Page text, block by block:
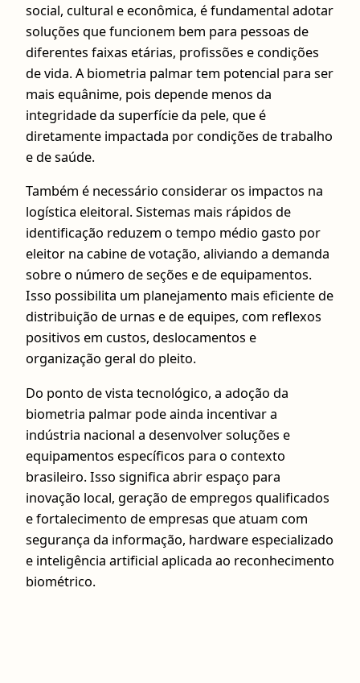
social, cultural e econômica, é fundamental adotar
soluções que funcionem bem para pessoas de
diferentes faixas etárias, profissões e condições
de vida. A biometria palmar tem potencial para ser
mais equânime, pois depende menos da
integridade da superfície da pele, que é
diretamente impactada por condições de trabalho
e de saúde.
Também é necessário considerar os impactos na
logística eleitoral. Sistemas mais rápidos de
identificação reduzem o tempo médio gasto por
eleitor na cabine de votação, aliviando a demanda
sobre o número de seções e de equipamentos.
Isso possibilita um planejamento mais eficiente de
distribuição de urnas e de equipes, com reflexos
positivos em custos, deslocamentos e
organização geral do pleito.
Do ponto de vista tecnológico, a adoção da
biometria palmar pode ainda incentivar a
indústria nacional a desenvolver soluções e
equipamentos específicos para o contexto
brasileiro. Isso significa abrir espaço para
inovação local, geração de empregos qualificados
e fortalecimento de empresas que atuam com
segurança da informação, hardware especializado
e inteligência artificial aplicada ao reconhecimento
biométrico.